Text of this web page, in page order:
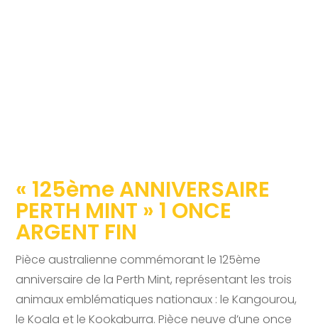
« 125ème ANNIVERSAIRE
PERTH MINT » 1 ONCE
ARGENT FIN
Pièce australienne commémorant le 125ème
anniversaire de la Perth Mint, représentant les trois
animaux emblématiques nationaux : le Kangourou,
le Koala et le Kookaburra. Pièce neuve d’une once